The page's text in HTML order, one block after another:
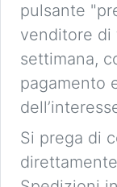
pulsante
venditore di
settimana,
pagamento
Si prega di